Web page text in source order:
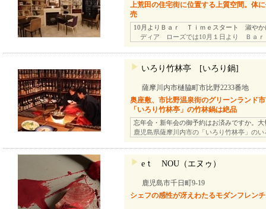
上荒田の住宅街に位置する上質空間。体
売
10月よりＢａｒ Ｔｉｍｅスタート 淑やか
ディア ローズでは10月１日より Ｂａ
いろり竹林亭 [いろり鍋]
薩摩川内市樋脇町市比野2233番地
奥座敷、市比野温泉街のグリーンランド
「いろり竹林亭」の竹林鍋は絶品
忘年会・新年会の御予約はお済みですか。
鹿児島県薩摩川内市の「いろり竹林亭」の
eｔ NOU（エヌゥ）
鹿児島市千日町9-19
シェフの感性が冴えわたるモダンフレン